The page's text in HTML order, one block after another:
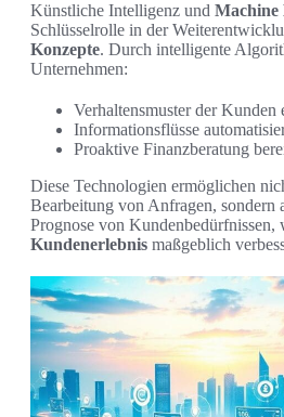
Künstliche Intelligenz und Machine
Schlüsselrolle in der
Konzepte. Durch intelligente
Unternehmen:
Verhaltensmuster der Kunden
Informationsflüsse
Proaktive Finanzberatung
Diese Technologien ermöglichen
Bearbeitung von Anfragen, sondern
Prognose von Kundenbedürfnissen,
Kundenerlebnis maßgeblich